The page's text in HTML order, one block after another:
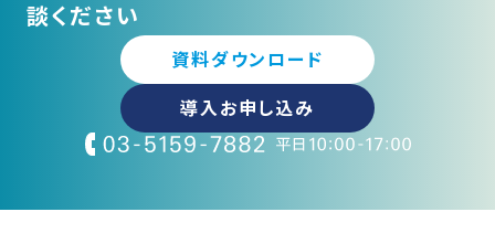
談ください
資料ダウンロード
導入お申し込み